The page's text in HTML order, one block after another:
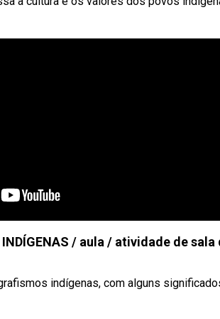
INDÍGENAS / aula / atividade de sala
indígenas, com alguns